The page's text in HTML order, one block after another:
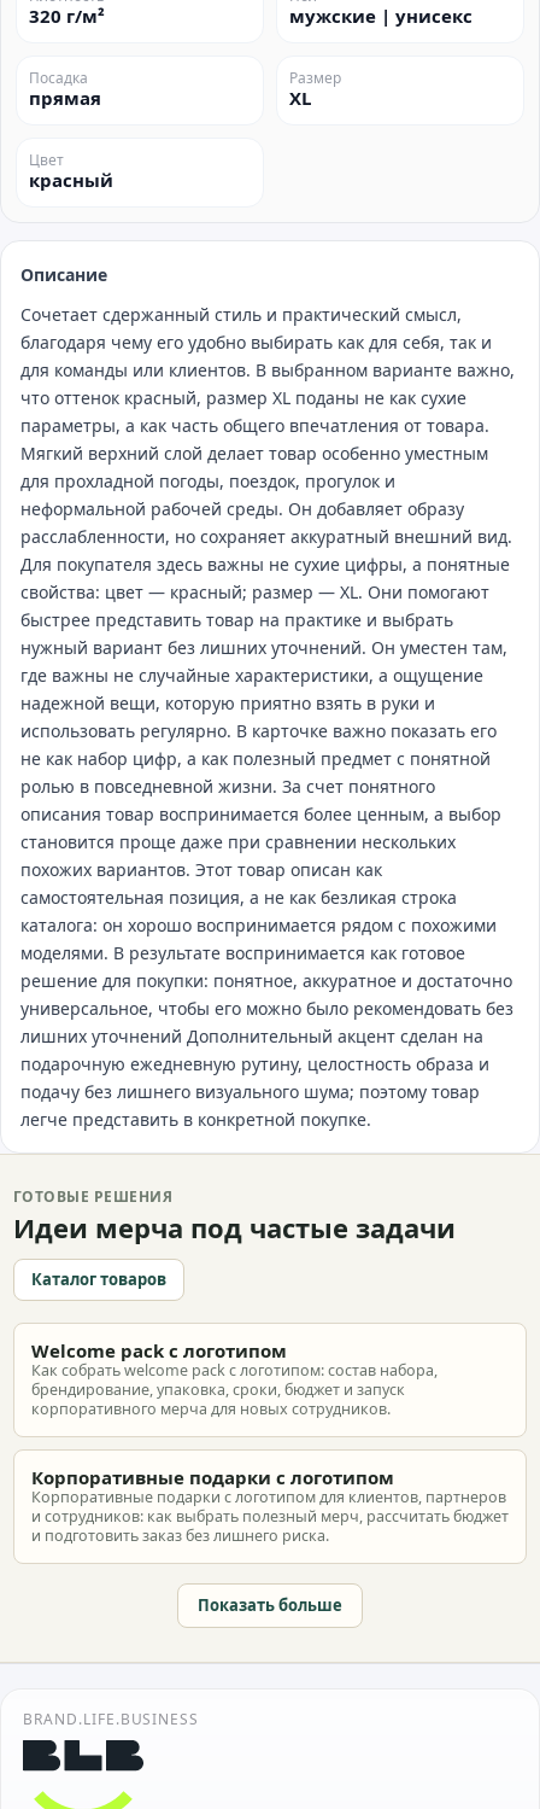
320 г/м² мужские | унисекс
Посадка
прямая
Размер
XL
Цвет
красный
Описание
Сочетает сдержанный стиль и практический смысл,
благодаря чему его удобно выбирать как для себя, так и
для команды или клиентов. В выбранном варианте важно,
что оттенок красный, размер XL поданы не как сухие
параметры, а как часть общего впечатления от товара.
Мягкий верхний слой делает товар особенно уместным
для прохладной погоды, поездок, прогулок и
неформальной рабочей среды. Он добавляет образу
расслабленности, но сохраняет аккуратный внешний вид.
Для покупателя здесь важны не сухие цифры, а понятные
свойства: цвет — красный; размер — XL. Они помогают
быстрее представить товар на практике и выбрать
нужный вариант без лишних уточнений. Он уместен там,
где важны не случайные характеристики, а ощущение
надежной вещи, которую приятно взять в руки и
использовать регулярно. В карточке важно показать его
не как набор цифр, а как полезный предмет с понятной
ролью в повседневной жизни. За счет понятного
описания товар воспринимается более ценным, а выбор
становится проще даже при сравнении нескольких
похожих вариантов. Этот товар описан как
самостоятельная позиция, а не как безликая строка
каталога: он хорошо воспринимается рядом с похожими
моделями. В результате воспринимается как готовое
решение для покупки: понятное, аккуратное и достаточно
универсальное, чтобы его можно было рекомендовать без
лишних уточнений Дополнительный акцент сделан на
подарочную ежедневную рутину, целостность образа и
подачу без лишнего визуального шума; поэтому товар
легче представить в конкретной покупке.
ГОТОВЫЕ РЕШЕНИЯ
Идеи мерча под частые задачи
Каталог товаров
Welcome pack с логотипом
Как собрать welcome pack с логотипом: состав набора,
брендирование, упаковка, сроки, бюджет и запуск
корпоративного мерча для новых сотрудников.
Корпоративные подарки с логотипом
Корпоративные подарки с логотипом для клиентов, партнеров
и сотрудников: как выбрать полезный мерч, рассчитать бюджет
и подготовить заказ без лишнего риска.
Показать больше
BRAND.LIFE.BUSINESS